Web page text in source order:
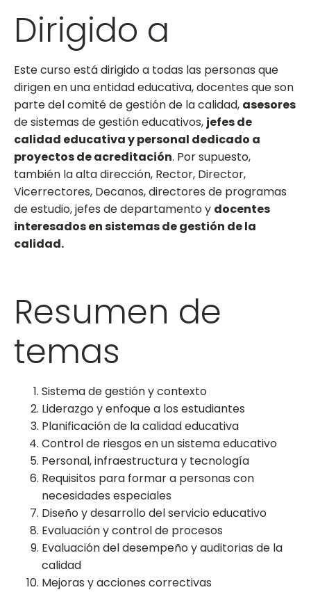
Dirigido a
Este curso está dirigido a todas las personas que
dirigen en una entidad educativa, docentes que son
parte del comité de gestión de la calidad, asesores
de sistemas de gestión educativos, jefes de
calidad educativa y personal dedicado a
proyectos de acreditación. Por supuesto,
también la alta dirección, Rector, Director,
Vicerrectores, Decanos, directores de programas
de estudio, jefes de departamento y docentes
interesados en sistemas de gestión de la
calidad.
Resumen de
temas
Sistema de gestión y contexto
Liderazgo y enfoque a los estudiantes
Planificación de la calidad educativa
Control de riesgos en un sistema educativo
Personal, infraestructura y tecnología
Requisitos para formar a personas con
necesidades especiales
Diseño y desarrollo del servicio educativo
Evaluación y control de procesos
Evaluación del desempeño y auditorias de la
calidad
Mejoras y acciones correctivas